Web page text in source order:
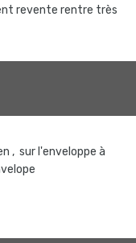
revente rentre très
, sur l'enveloppe à